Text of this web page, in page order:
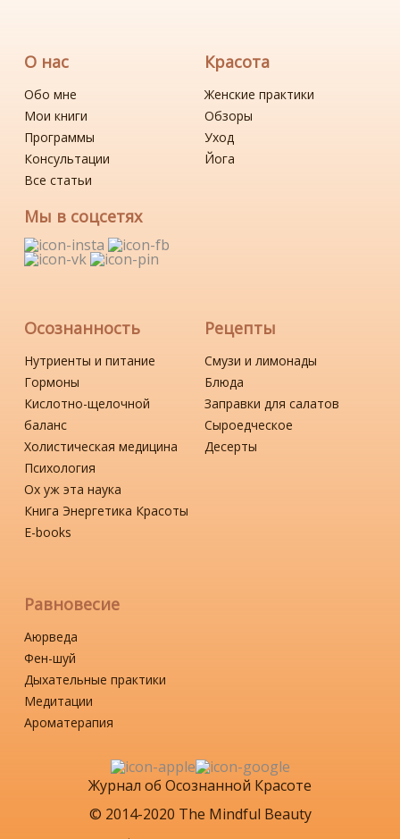
О нас
Обо мне
Мои книги
Программы
Консультации
Все статьи
Мы в соцсетях
Красота
Женские практики
Обзоры
Уход
Йога
Осознанность
Нутриенты и питание
Гормоны
Кислотно-щелочной
баланс
Холистическая медицина
Психология
Ох уж эта наука
Книга Энергетика Красоты
Е-books
Рецепты
Смузи и лимонады
Блюда
Заправки для салатов
Сыроедческое
Десерты
Равновесие
Аюрведа
Фен-шуй
Дыхательные практики
Медитации
Ароматерапия
Журнал об Осознанной Красоте
© 2014-2020 The Mindful Beauty